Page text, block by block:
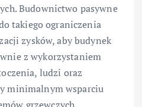
Budownictwo pasywne
takiego ograniczenia
zysków, aby budynek
z wykorzystaniem
ludzi oraz
minimalnym wsparciu